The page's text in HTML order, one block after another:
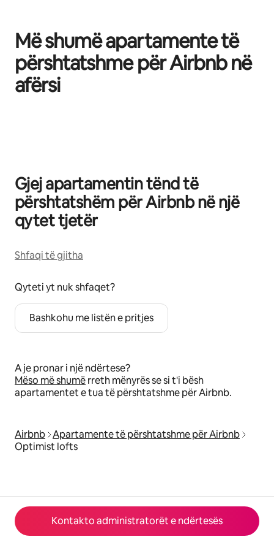
Kontakto administratorët e ndërtesës
Më shumë apartamente të
përshtatshme për Airbnb në
afërsi
Gjej apartamentin tënd të
përshtatshëm për Airbnb në një
qytet tjetër
Shfaqi të gjitha
Qyteti yt nuk shfaqet?
Bashkohu me listën e pritjes
A je pronar i një ndërtese?
Mëso më shumërreth mënyrës se si t'i bësh
apartamentet e tua të përshtatshme për Airbnb.
Airbnb Apartamente të përshtatshme për Airbnb
Optimist lofts